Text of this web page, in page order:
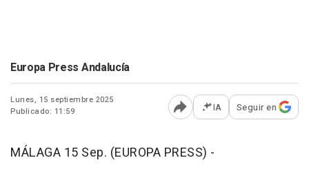
Europa Press Andalucía
Lunes, 15 septiembre 2025
Publicado: 11:59
Abrir opciones para
IA Seguir en
MÁLAGA 15 Sep. (EUROPA PRESS) -